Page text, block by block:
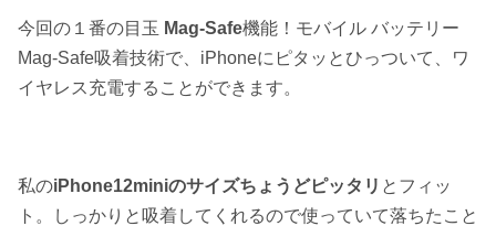
今回の１番の目玉 Mag-Safe機能！モバイル バッテリー
Mag-Safe吸着技術で、iPhoneにピタッとひっついて、ワ
イヤレス充電することができます。
私のiPhone12miniのサイズちょうどピッタリ とフィッ
ト。しっかりと吸着してくれるので使っていて落ちたこと